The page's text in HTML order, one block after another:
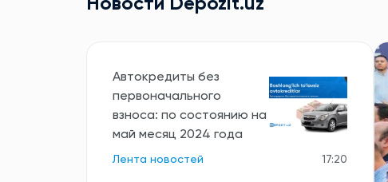
Новости Depozit.uz
Автокредиты без
первоначального
взноса: по состоянию на
май месяц 2024 года
Лента новостей 17:20